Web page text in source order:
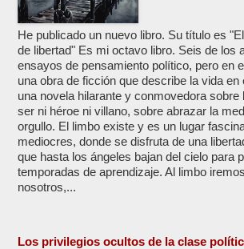
He publicado un nuevo libro. Su título es
de libertad" Es mi octavo libro. Seis de los
ensayos de pensamiento político, pero en
una obra de ficción que describe la vida en
una novela hilarante y conmovedora sobre
ser ni héroe ni villano, sobre abrazar la
orgullo. El limbo existe y es un lugar
mediocres, donde se disfruta de una
que hasta los ángeles bajan del cielo para
temporadas de aprendizaje. Al limbo
nosotros,...
Los privilegios ocultos de la clase